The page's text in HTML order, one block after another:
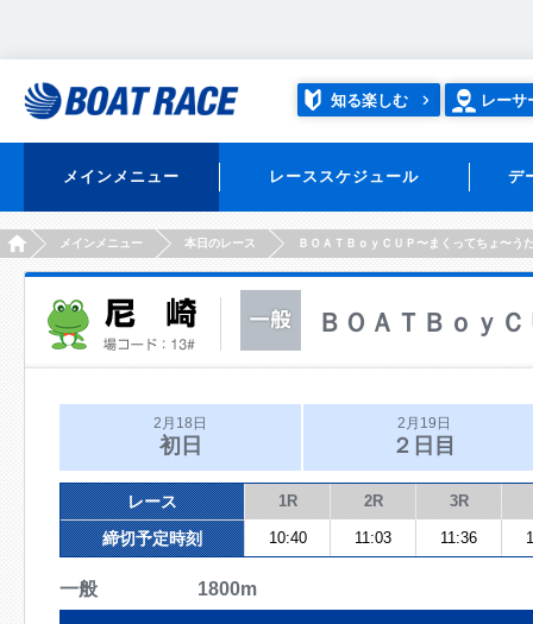
知る楽しむ レーサ
メインメニュー レーススケジュール デ
HOMEメインメニュー 本日のレース ＢＯＡＴＢｏｙＣＵＰ〜まくってちょ〜う
ＢＯＡＴＢｏｙ
2月18日
初日
2月19日
２日目
レース 1R 2R 3R
締切予定時刻 10:40 11:03 11:36
一般 1800m